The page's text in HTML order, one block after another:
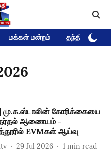
மக்கள் மன்றம் தந்தி டிவி
மு.க.ஸ்டாலின் கோரிக்கையை
ஆணையம் -
EVMகள் ஆய்வு
29 Jul 2026 1 min read